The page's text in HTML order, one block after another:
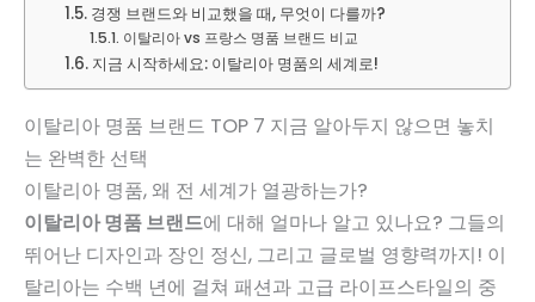
경쟁 브랜드와 비교했을 때, 무엇이 다를까?
이탈리아 vs 프랑스 명품 브랜드 비교
지금 시작하세요: 이탈리아 명품의 세계로!
이탈리아 명품 브랜드 TOP 7 지금 알아두지 않으면 놓치
는 완벽한 선택
이탈리아 명품, 왜 전 세계가 열광하는가?
이탈리아 명품 브랜드에 대해 얼마나 알고 있나요? 그들의
뛰어난 디자인과 장인 정신, 그리고 글로벌 영향력까지! 이
탈리아는 수백 년에 걸쳐 패션과 고급 라이프스타일의 중